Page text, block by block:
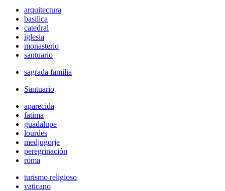
arquitectura
basilica
catedral
iglesia
monasterio
santuario
sagrada familia
Santuario
aparecida
fatima
guadalupe
lourdes
medjugorje
peregrinación
roma
turismo religioso
vaticano